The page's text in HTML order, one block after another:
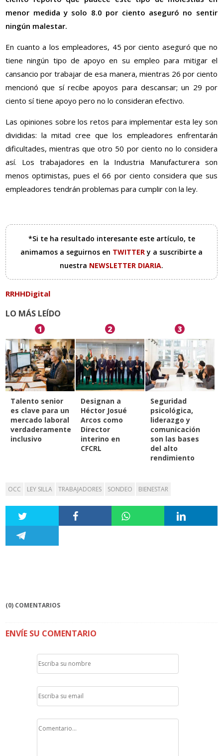
menor medida y solo 8.0 por ciento aseguró no sentir
ningún malestar.
En cuanto a los empleadores, 45 por ciento aseguró que no
tiene ningún tipo de apoyo en su empleo para mitigar el
cansancio por trabajar de esa manera, mientras 26 por ciento
mencionó que sí recibe apoyos para descansar; un 29 por
ciento sí tiene apoyo pero no lo consideran efectivo.
Las opiniones sobre los retos para implementar esta ley son
divididas: la mitad cree que los empleadores enfrentarán
dificultades, mientras que otro 50 por ciento no lo considera
así. Los trabajadores en la Industria Manufacturera son
menos optimistas, pues el 66 por ciento considera que sus
empleadores tendrán problemas para cumplir con la ley.
*Si te ha resultado interesante este artículo, te
animamos a seguirnos en TWITTERy a suscribirte a
nuestra NEWSLETTER DIARIA.
RRHHDigital
LO MÁS LEÍDO
1
Talento senior
es clave para un
mercado laboral
verdaderamente
inclusivo
2
Designan a
Héctor Josué
Arcos como
Director
interino en
CFCRL
3
Seguridad
psicológica,
liderazgo y
comunicación
son las bases
del alto
rendimiento
OCC LEY SILLA TRABAJADORES SONDEO BIENESTAR
(0) COMENTARIOS
ENVÍE SU COMENTARIO